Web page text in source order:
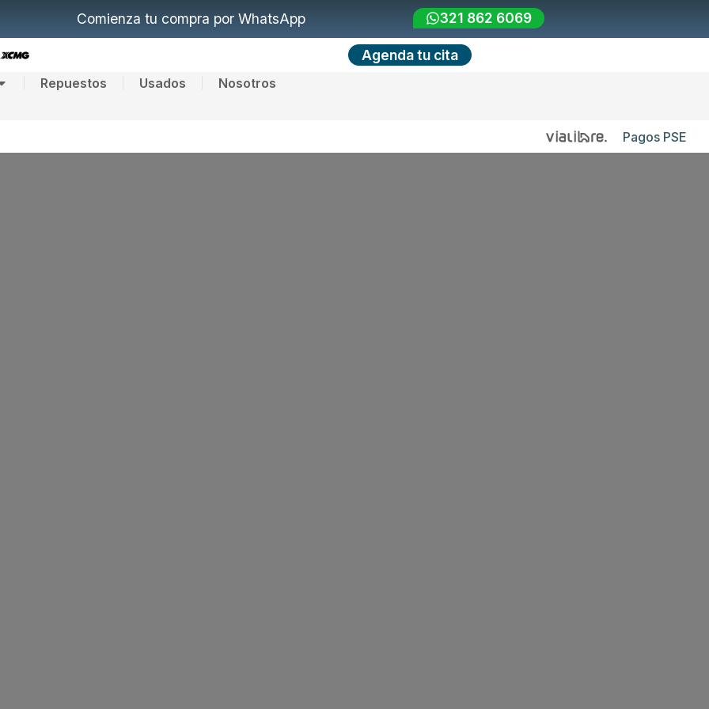
Comienza tu compra por WhatsApp 321 862 6069
Agenda tu cita
Repuestos Usados Nosotros
Pagos PSE